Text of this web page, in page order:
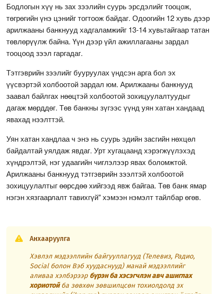
Бодлогын хүү нь зах зээлийн суурь эрсдэлийг тооцож,
төгрөгийн үнэ цэнийг тогтоож байдаг. Одоогийн 12 хувь дээр
арилжааны банкнууд хадгаламжийг 13-14 хувьтайгаар татан
төвлөрүүлж байна. Үүн дээр үйл ажиллагааны зардал
тооцоод зээл гаргадаг.
Тэтгэврийн зээлийг бууруулах үндсэн арга бол эх
үүсвэртэй холбоотой зардал юм. Арилжааны банкнууд
заавал байлгах нөөцтэй холбоотой зохицуулалтуудыг
дагаж мөрддөг. Төв банкны зүгээс үүнд уян хатан хандаад
явахад нээлттэй.
Уян хатан хандлаа ч энэ нь суурь эдийн засгийн нөхцөл
байдалтай уялдаж явдаг. Урт хугацаанд хэрэгжүүлэхэд
хүндрэлтэй, нэг удаагийн чиглэлээр явах боломжтой.
Арилжааны банкнууд тэтгэврийн зээлтэй холбоотой
зохицуулалтыг өөрсдөө хийгээд явж байгаа. Төв банк ямар
нэгэн хязгаарлалт тавихгүй" хэмээн нэмэлт тайлбар өгөв.
Анхааруулга
Хэвлэл мэдээллийн байгууллагууд (Телевиз, Радио,
Social болон Вэб хуудаснууд) манай мэдээллийг
аливаа хэлбэрээр бүрэн ба хэсэгчлэн авч ашиглах
хориотойба зөвхөн зөвшилцсөн тохиолдолд эх